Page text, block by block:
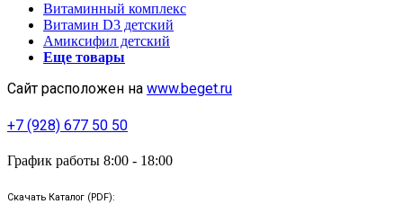
Витаминный комплекс
Витамин D3 детский
Амиксифил детский
Еще товары
Сайт расположен на www.beget.ru
+7 (928) 677 50 50
График работы 8:00 - 18:00
Скачать Каталог (PDF):